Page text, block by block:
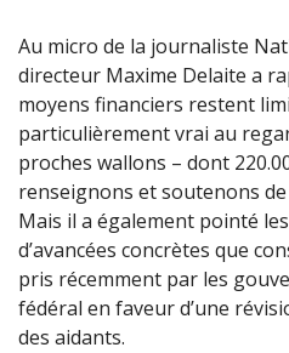
Au micro de la journaliste
directeur Maxime Delaite a
moyens financiers restent
particulièrement vrai au
proches wallons – dont
renseignons et soutenons
Mais il a également pointé
d’avancées concrètes que
pris récemment par les
fédéral en faveur d’une
des aidants.